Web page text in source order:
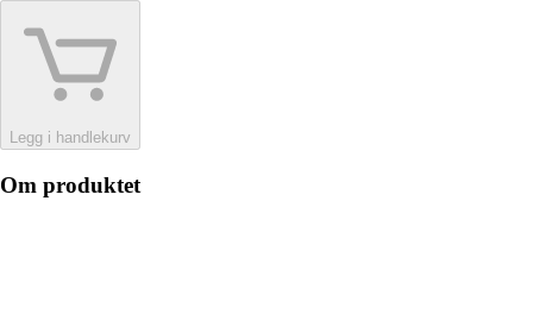
Legg i handlekurv
Om produktet